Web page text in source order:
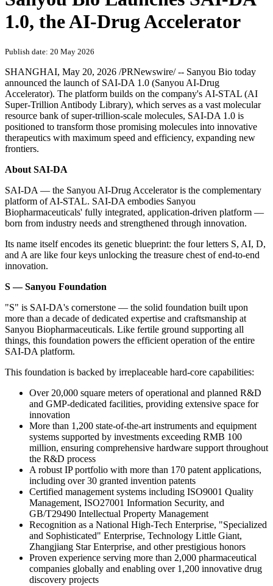
1.0, the AI-Drug Accelerator
Publish date: 20 May 2026
SHANGHAI, May 20, 2026 /PRNewswire/ -- Sanyou Bio today
announced the launch of SAI-DA 1.0 (Sanyou AI-Drug
Accelerator). The platform builds on the company's AI-STAL (AI
Super-Trillion Antibody Library), which serves as a vast molecular
resource bank of super-trillion-scale molecules, SAI-DA 1.0 is
positioned to transform those promising molecules into innovative
therapeutics with maximum speed and efficiency, expanding new
frontiers.
About SAI-DA
SAI-DA — the Sanyou AI-Drug Accelerator is the complementary
platform of AI-STAL. SAI-DA embodies Sanyou
Biopharmaceuticals' fully integrated, application-driven platform —
born from industry needs and strengthened through innovation.
Its name itself encodes its genetic blueprint: the four letters S, AI, D,
and A are like four keys unlocking the treasure chest of end-to-end
innovation.
S — Sanyou Foundation
"S" is SAI-DA's cornerstone — the solid foundation built upon
more than a decade of dedicated expertise and craftsmanship at
Sanyou Biopharmaceuticals. Like fertile ground supporting all
things, this foundation powers the efficient operation of the entire
SAI-DA platform.
This foundation is backed by irreplaceable hard-core capabilities:
Over 20,000 square meters of operational and planned R&D
and GMP-dedicated facilities, providing extensive space for
innovation
More than 1,200 state-of-the-art instruments and equipment
systems supported by investments exceeding RMB 100
million, ensuring comprehensive hardware support throughout
the R&D process
A robust IP portfolio with more than 170 patent applications,
including over 30 granted invention patents
Certified management systems including ISO9001 Quality
Management, ISO27001 Information Security, and
GB/T29490 Intellectual Property Management
Recognition as a National High-Tech Enterprise, "Specialized
and Sophisticated" Enterprise, Technology Little Giant,
Zhangjiang Star Enterprise, and other prestigious honors
Proven experience serving more than 2,000 pharmaceutical
companies globally and enabling over 1,200 innovative drug
discovery projects